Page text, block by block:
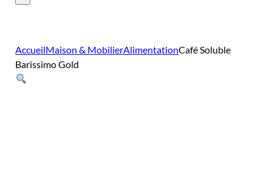
AccueilMaison & MobilierAlimentationCafé Soluble
Barissimo Gold